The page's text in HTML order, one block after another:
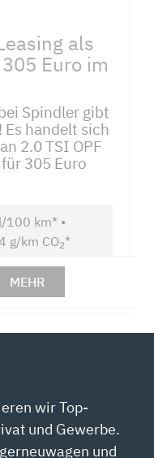
als
Euro im
Spindler gibt
Es handelt sich
2.0 TSI OPF
305 Euro
100 km* •
g/km CO2*
MEHR
wir Top-
und Gewerbe.
und